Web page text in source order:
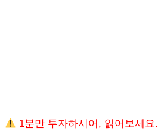
1분만 투자하시어, 읽어보세요.